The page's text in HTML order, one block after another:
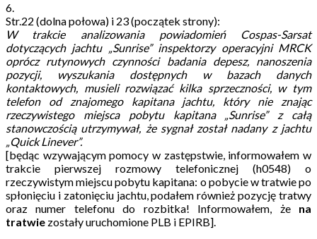
6.
Str.22 (dolna połowa) i 23 (początek strony):
W trakcie analizowania powiadomień Cospas-Sarsat
dotyczących jachtu „Sunrise” inspektorzy operacyjni MRCK
oprócz rutynowych czynności badania depesz, nanoszenia
pozycji, wyszukania dostępnych w bazach danych
kontaktowych, musieli rozwiązać kilka sprzeczności, w tym
telefon od znajomego kapitana jachtu, który nie znając
rzeczywistego miejsca pobytu kapitana „Sunrise” z całą
stanowczością utrzymywał, że sygnał został nadany z jachtu
„Quick Linever”.
[będąc wzywającym pomocy w zastępstwie, informowałem w
trakcie pierwszej rozmowy telefonicznej (h0548) o
rzeczywistym miejscu pobytu kapitana: o pobycie w tratwie po
spłonięciu i zatonięciu jachtu, podałem również pozycję tratwy
oraz numer telefonu do rozbitka! Informowałem, że na
tratwie zostały uruchomione PLB i EPIRB].